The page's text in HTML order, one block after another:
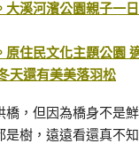
大溪河濱公園親子一
原住民文化主題公園
天還有美美落羽松
橋，但因為橋身不是
是樹，遠遠看還真不